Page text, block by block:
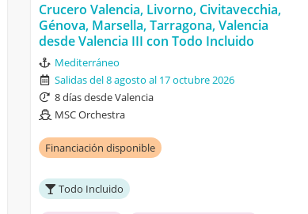
Crucero Valencia, Livorno, Civitavecchia,
Génova, Marsella, Tarragona, Valencia
desde Valencia III con Todo Incluido
Mediterráneo
Salidas del 8 agosto al 17 octubre 2026
8 días desde Valencia
MSC Orchestra
Financiación disponible
Todo Incluido